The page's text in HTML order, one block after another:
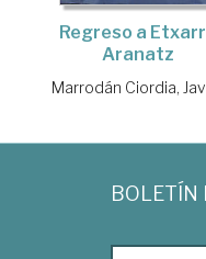
Regreso a
Aranatz
Marrodán Ciordia,
BOLETÍN